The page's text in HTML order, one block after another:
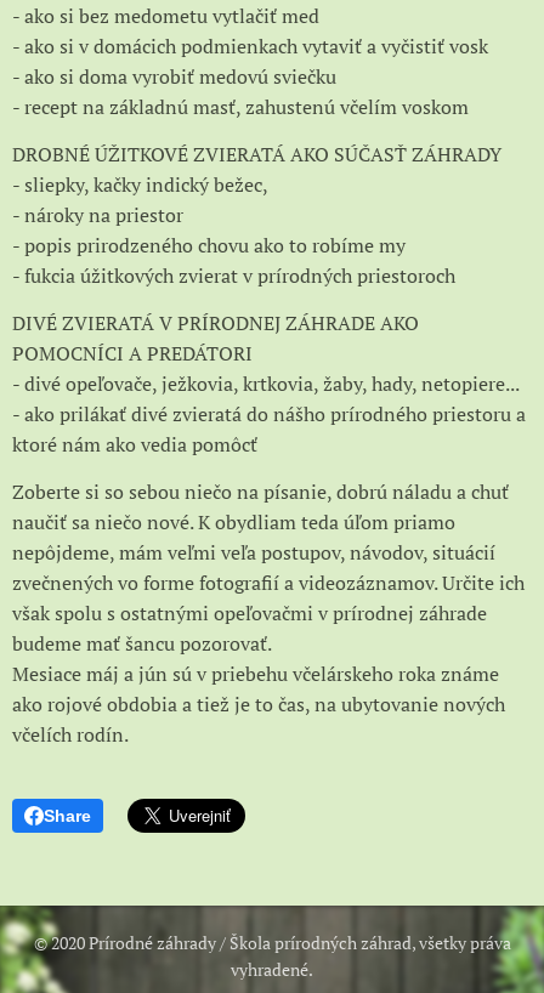
- ako si bez medometu vytlačiť med
- ako si v domácich podmienkach vytaviť a vyčistiť vosk
- ako si doma vyrobiť medovú sviečku
- recept na základnú masť, zahustenú včelím voskom
DROBNÉ ÚŽITKOVÉ ZVIERATÁ AKO SÚČASŤ ZÁHRADY
- sliepky, kačky indický bežec,
- nároky na priestor
- popis prirodzeného chovu ako to robíme my
- fukcia úžitkových zvierat v prírodných priestoroch
DIVÉ ZVIERATÁ V PRÍRODNEJ ZÁHRADE AKO
POMOCNÍCI A PREDÁTORI
- divé opeľovače, ježkovia, krtkovia, žaby, hady, netopiere...
- ako prilákať divé zvieratá do nášho prírodného priestoru a
ktoré nám ako vedia pomôcť
Zoberte si so sebou niečo na písanie, dobrú náladu a chuť
naučiť sa niečo nové. K obydliam teda úľom priamo
nepôjdeme, mám veľmi veľa postupov, návodov, situácií
zvečnených vo forme fotografií a videozáznamov. Určite ich
však spolu s ostatnými opeľovačmi v prírodnej záhrade
budeme mať šancu pozorovať.
Mesiace máj a jún sú v priebehu včelárskeho roka známe
ako rojové obdobia a tiež je to čas, na ubytovanie nových
včelích rodín.
Share
© 2020 Prírodné záhrady / Škola prírodných záhrad, všetky práva
vyhradené.